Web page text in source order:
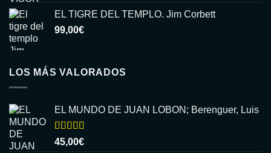
EL TIGRE DEL TEMPLO. Jim Corbett
99,00€
LOS MÁS VALORADOS
EL MUNDO DE JUAN LOBON; Berenguer, Luis
Valorado
con
45,00€